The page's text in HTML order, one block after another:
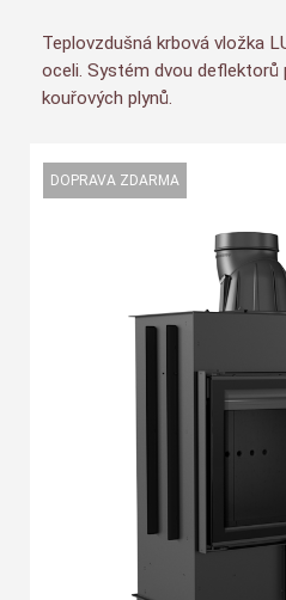
Teplovzdušná krbová vložka
oceli. Systém dvou deflektorů
kouřových plynů.